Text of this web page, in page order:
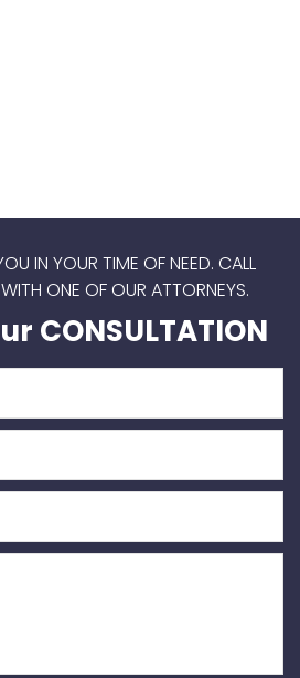
IN YOUR TIME OF NEED. CALL
ONE OF OUR ATTORNEYS.
CONSULTATION